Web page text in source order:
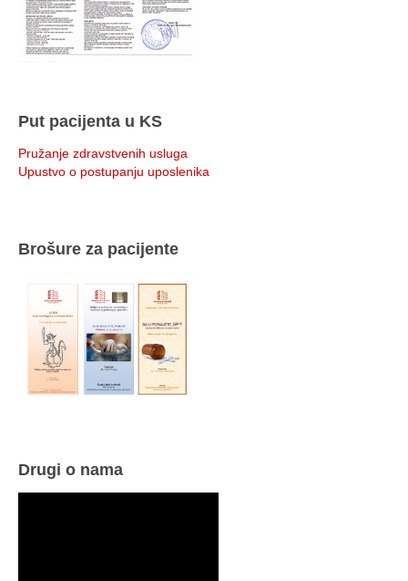
Put pacijenta u KS
Pružanje zdravstvenih usluga
Upustvo o postupanju uposlenika
Brošure za pacijente
Drugi o nama